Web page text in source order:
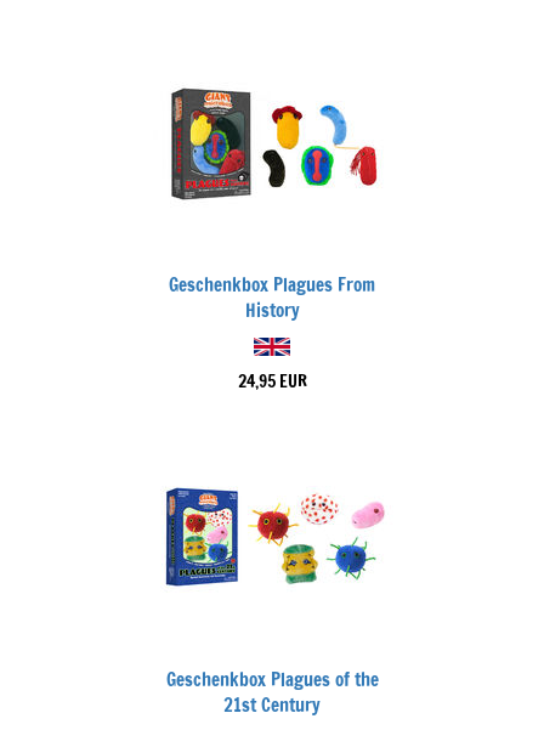
Geschenkbox Plagues From
History
24,95 EUR
Geschenkbox Plagues of the
21st Century